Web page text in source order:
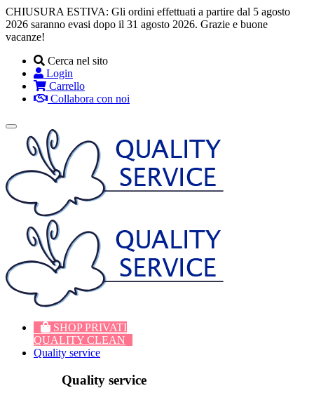
CHIUSURA ESTIVA: Gli ordini effettuati a partire dal 5 agosto
2026 saranno evasi dopo il 31 agosto 2026. Grazie e buone
vacanze!
Cerca nel sito
Login
Carrello
Collabora con noi
Toggle
navigation
SHOP PRIVATI
QUALITY CLEAN
Quality service
Quality service